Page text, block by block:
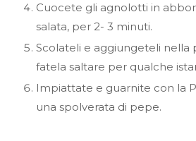
Cuocete gli agnolotti in
salata, per 2- 3 minuti.
Scolateli e aggiungeteli nella
fatela saltare per qualche
Impiattate e guarnite con la
una spolverata di pepe.